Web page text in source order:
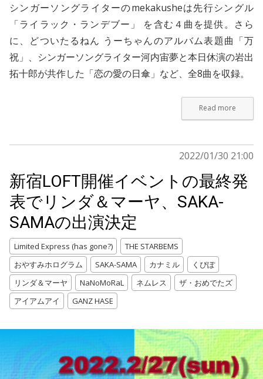
シンガーソングライターのmekakusheは先行シングル
「ライラック・ランデブー」 を含む４曲を提供。さら
に、 どついたるねん うーちゃんのアルバム表題曲「万
祝」、シンガーソングライター河内宙夢と本日休演の岩出
拓十郎が共作した「恋の愛の日傘」など、全8曲を収録。
Read more
2022/01/30 21:00
新宿LOFT開催イベントの最終発
表でリンダ＆マーヤ、SAKA-
SAMAの出演決定
Limited Express (has gone?)
THE STARBEMS
おやすみホログラム
SAKA-SAMA カナミル
くぴぽ
リンダ＆マーヤ
NaNoMoRaL ネムレス
ザ・おめでたズ
アイアムアイ
GANZ HASE